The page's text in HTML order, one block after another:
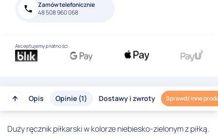
Zamów telefonicznie
48 508 960 068
Akceptujemy płatności
Opis Opinie (1) Dostawy i zwroty Sprawdź inne
Duży ręcznik piłkarski w kolorze niebiesko-zielonym z piłką.